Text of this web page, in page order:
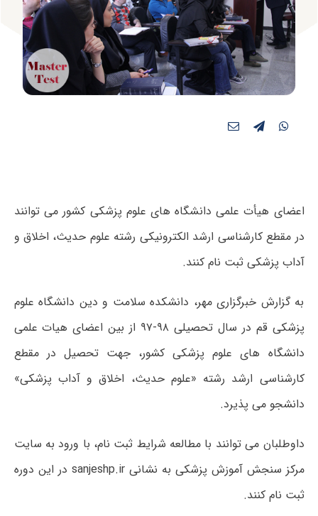
اعضای هیأت علمی دانشگاه های علوم پزشکی کشور می توانند
در مقطع کارشناسی ارشد الکترونیکی رشته علوم حدیث، اخلاق و
آداب پزشکی ثبت نام کنند.
به گزارش خبرگزاری مهر، دانشکده سلامت و دین دانشگاه علوم
پزشکی قم در سال تحصیلی ۹۸-۹۷ از بین اعضای هیات علمی
دانشگاه های علوم پزشکی کشور، جهت تحصیل در مقطع
کارشناسی ارشد رشته «علوم حدیث، اخلاق و آداب پزشکی»
دانشجو می پذیرد.
داوطلبان می توانند با مطالعه شرایط ثبت نام، با ورود به سایت
مرکز سنجش آموزش پزشکی به نشانی sanjeshp.ir در این دوره
ثبت نام کنند.